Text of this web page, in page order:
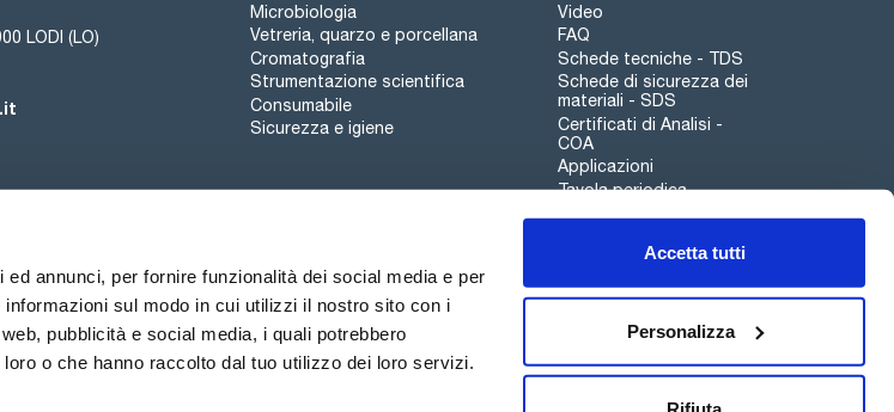
annunci, per fornire funzionalità dei social media e per
sul modo in cui utilizzi il nostro sito con i
pubblicità e social media, i quali potrebbero
o che hanno raccolto dal tuo utilizzo dei loro servizi.
Accetta tutti
Personalizza
LODI (LO)
Microbiologia
Vetreria, quarzo e porcellana
Cromatografia
Strumentazione scientifica
Consumabile
Sicurezza e igiene
Video
FAQ
Schede tecniche - TDS
Schede di sicurezza dei
materiali - SDS
Certificati di Analisi -
COA
Applicazioni
Tavola periodica
Canale di segnalazioni
Eventi Contatto Novità
sui cookie Politica sulla riservatezza Qualità Sostenibilità